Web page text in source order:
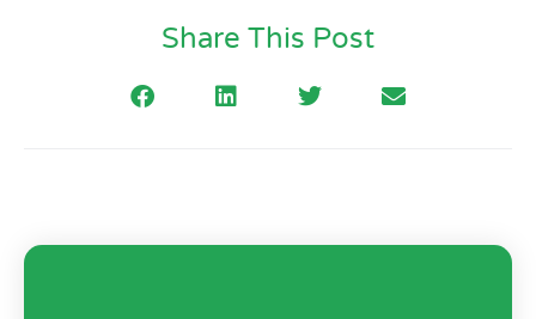
Share This Post